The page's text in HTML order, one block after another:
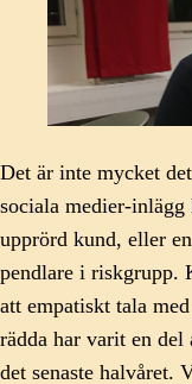
Det är inte mycket
sociala medier-
upprörd kund, eller
pendlare i riskgrupp.
att empatiskt tala
rädda har varit en del
det senaste halvåret.